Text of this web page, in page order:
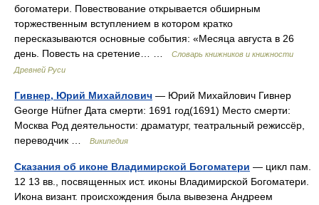
богоматери. Повествование открывается обширным
торжественным вступлением в котором кратко
пересказываются основные события: «Месяца августа в 26
день. Повесть на сретение… …
Словарь книжников и книжности
Древней Руси
Гивнер, Юрий Михайлович — Юрий Михайлович Гивнер
George Hüfner Дата смерти: 1691 год(1691) Место смерти:
Москва Род деятельности: драматург, театральный режиссёр,
переводчик …
Википедия
Сказания об иконе Владимирской Богоматери — цикл пам.
12 13 вв., посвященных ист. иконы Владимирской Богоматери.
Икона визант. происхождения была вывезена Андреем